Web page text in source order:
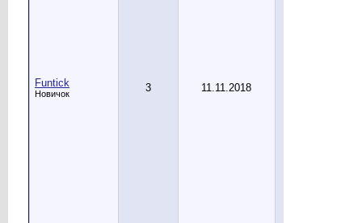
Funtick
Новичок 3 11.11.2018